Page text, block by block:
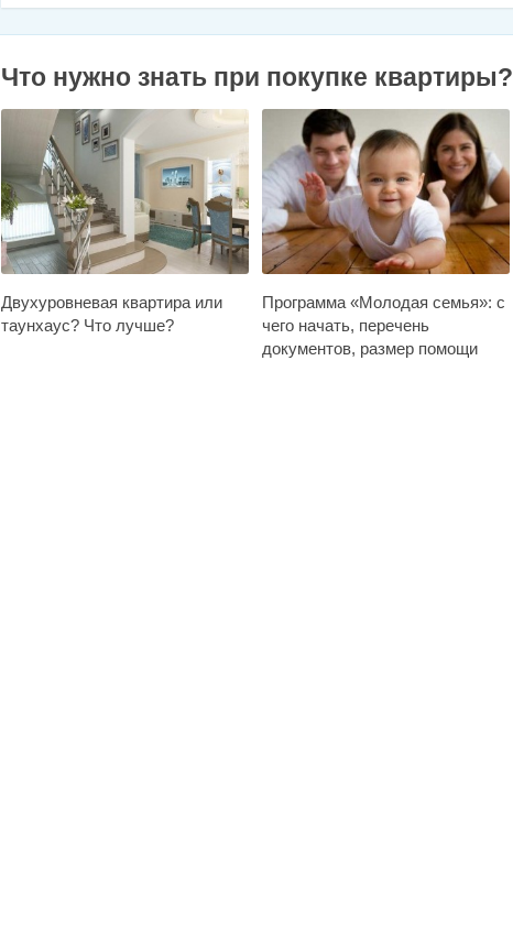
Что нужно знать при покупке квартиры?
Двухуровневая квартира или
таунхаус? Что лучше?
Программа «Молодая семья»: с
чего начать, перечень
документов, размер помощи